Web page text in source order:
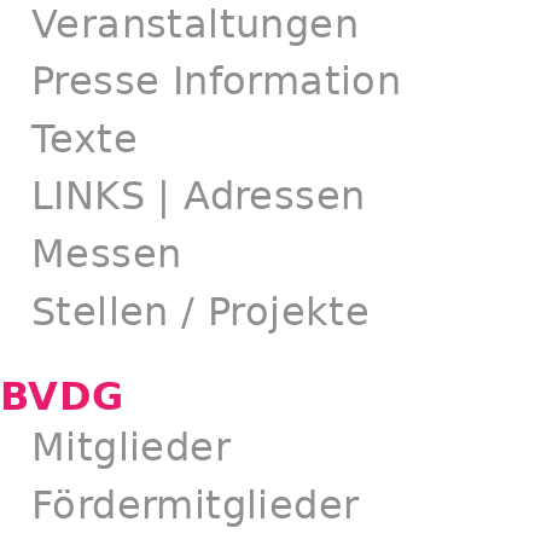
Veranstaltungen
Presse Information
Texte
LINKS | Adressen
Messen
Stellen / Projekte
BVDG
Mitglieder
Fördermitglieder